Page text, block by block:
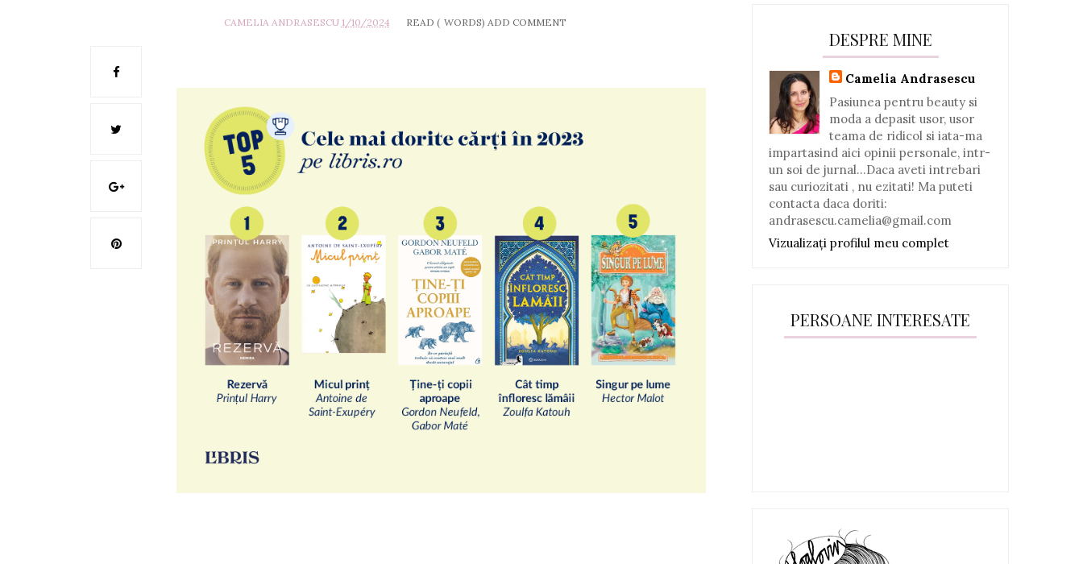
CAMELIA ANDRASESCU 1/10/2024 READ ( WORDS) ADD COMMENT
DESPRE MINE
Camelia Andrasescu
Pasiunea pentru beauty si
moda a depasit usor, usor
teama de ridicol si iata-ma
impartasind aici opinii personale, intr-
un soi de jurnal...Daca aveti intrebari
sau curiozitati , nu ezitati! Ma puteti
contacta daca doriti:
andrasescu.camelia@gmail.com
Vizualizați profilul meu complet
PERSOANE INTERESATE